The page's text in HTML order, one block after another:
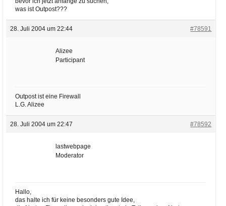
was ist Outpost???
28. Juli 2004 um 22:44 #78591
Alizee
Participant
Outpost ist eine Firewall
L.G. Alizee
28. Juli 2004 um 22:47 #78592
lastwebpage
Moderator
Hallo,
das halte ich für keine besonders gute Idee,